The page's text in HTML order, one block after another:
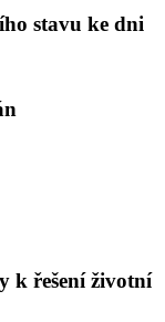
stavu ke dni
k řešení životní